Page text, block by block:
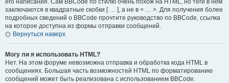
его написания. Сам BBCode по стилю очень похож на HTML, но теги в нем
заключаются в квадратные скобки [ … ], а не в < … >. Для получения более
подробных сведений о BBCode прочтите руководство по BBCode, ссылка
на которое доступна из формы отправки сообщений.
Вернуться наверх
Могу ли я использовать HTML?
Нет. На этом форуме невозможна отправка и обработка кода HTML в
сообщениях. Большая часть возможностей HTML по форматированию
сообщений может быть реализована с использованием BBCode.